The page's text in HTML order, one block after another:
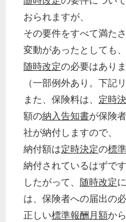
おられますが、
その要件をすべて満た
変動があったとしても、
随時改定の必要はありま
（一部例外あり。下記
また、保険料は、 定時
額の納入告知書が保険
社が納付しますので、
納付額は定時決定の標
納付されているはずです
したがって、 随時改定
は、保険者への届出の必
正しい標準報酬月額か